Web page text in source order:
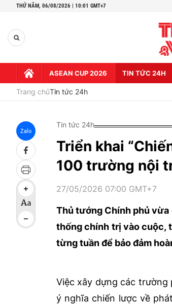
THỨ NĂM, 06/08/2026 | 10:01 GMT+7
ASEAN CUP 2026 TIN TỨC 24H
Trang chủTin tức 24h
Zalo
Tin tức 24h
Triển khai
100 trường nội
27/05/2026 07:00 GMT+7
Thủ tướng Chính phủ
thống chính trị vào cuộc,
từng tuần để bảo đảm
Việc xây dựng các trường
ý nghĩa chiến lược về